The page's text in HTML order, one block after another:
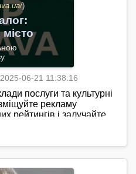
)
06-21 11:38:16
послуги та культурні
рекламу
рейтингів і залучайте
сайт
може бути корисним
події, заклади та
Перейти на сайт →